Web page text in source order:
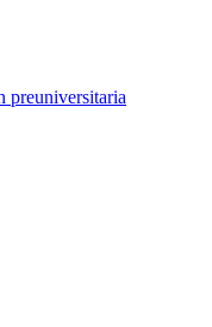
preuniversitaria